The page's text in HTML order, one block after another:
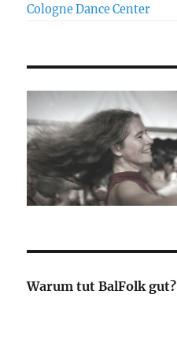
Cologne Dance Center
Warum tut BalFolk gut?